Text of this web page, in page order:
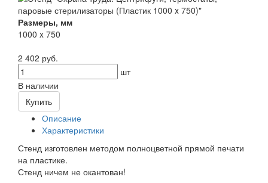
Размеры, мм
1000 x 750
2 402 руб.
шт
В наличии
Купить
Описание
Характеристики
Стенд изготовлен методом полноцветной прямой печати
на пластике.
Стенд ничем не окантован!